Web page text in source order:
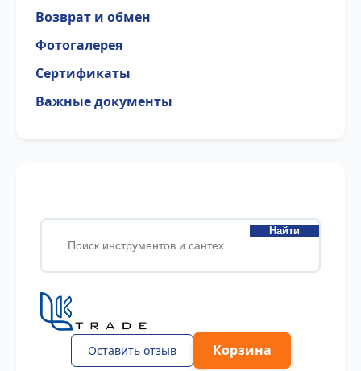
Возврат и обмен
Фотогалерея
Сертификаты
Важные документы
Найти
Оставить отзыв Корзина